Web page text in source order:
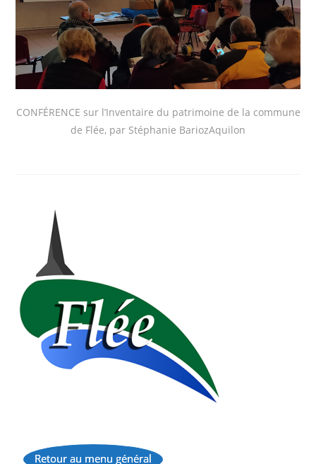
CONFÉRENCE sur l’Inventaire du patrimoine de la commune
de Flée, par Stéphanie BariozAquilon
Retour au menu général